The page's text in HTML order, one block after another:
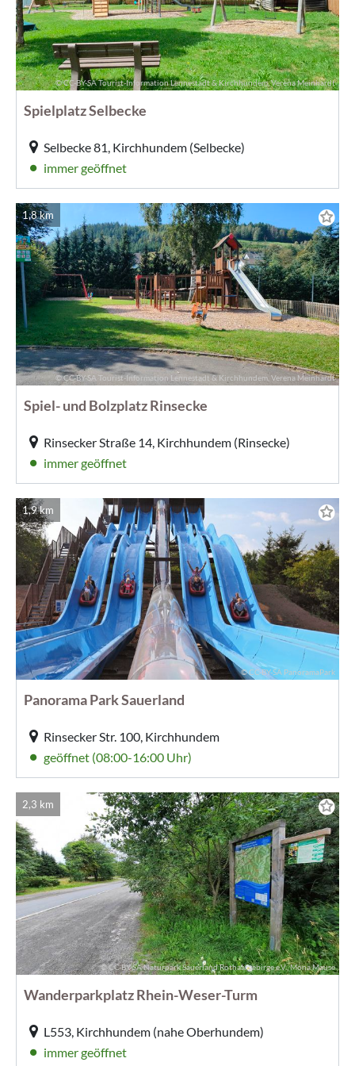
© CC-BY-SA Tourist-Information Lennestadt & Kirchhundem, Verena Meinhardt
Spielplatz Selbecke
Selbecke 81, Kirchhundem (Selbecke)
immer geöffnet
© CC-BY-SA Tourist-Information Lennestadt & Kirchhundem, Verena Meinhardt
1,8 km
Spiel- und Bolzplatz Rinsecke
Rinsecker Straße 14, Kirchhundem (Rinsecke)
immer geöffnet
© CC-BY-SA PanoramaPark
1,9 km
Panorama Park Sauerland
Rinsecker Str. 100, Kirchhundem
geöffnet (08:00-16:00 Uhr)
© CC-BY-SA Naturpark Sauerland Rothaargebirge e.V., Mona Mause
2,3 km
Wanderparkplatz Rhein-Weser-Turm
L553, Kirchhundem (nahe Oberhundem)
immer geöffnet